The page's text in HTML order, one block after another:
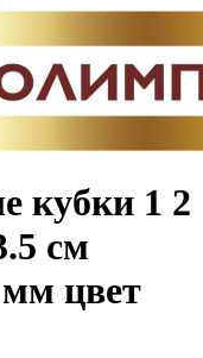
кубки 1 2
см
цвет